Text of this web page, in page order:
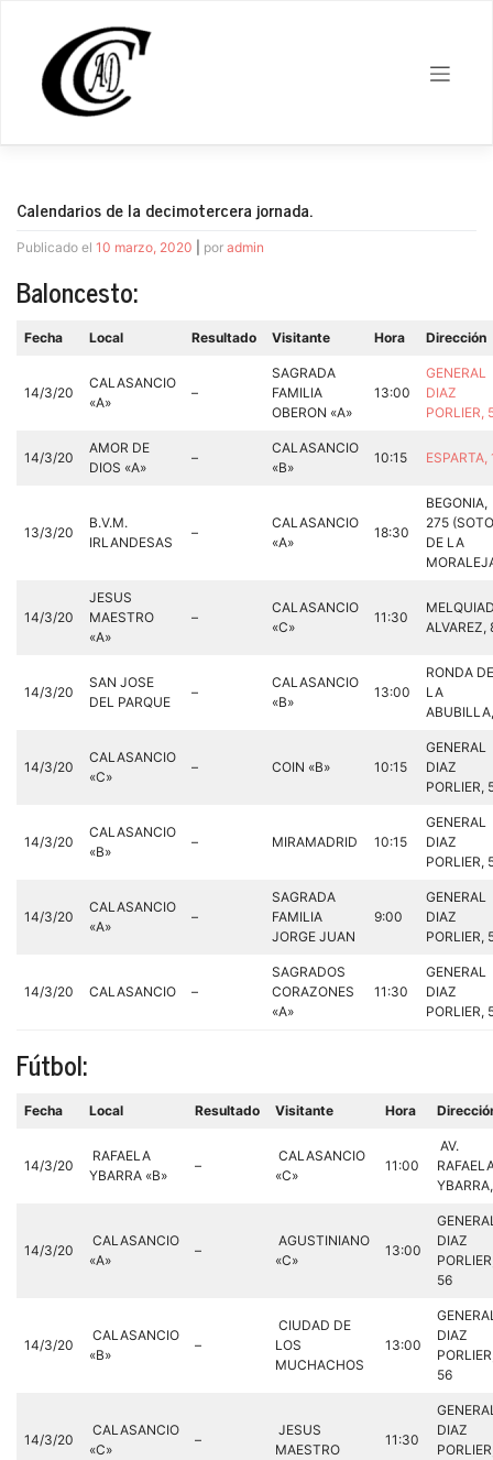
contenido
Calendarios de la decimotercera jornada.
Publicado el 10 marzo, 2020 por admin
Baloncesto:
Fecha Local Resultado Visitante Hora Dirección
14/3/20
CALASANCIO
«A»
–
SAGRADA
FAMILIA
OBERON «A»
13:00
GENERAL
DIAZ
PORLIER,
14/3/20
AMOR DE
DIOS «A»
–
CALASANCIO
«B»
10:15
13/3/20
B.V.M.
IRLANDESAS
–
CALASANCIO
«A»
18:30
BEGONIA,
275 (SOTO
DE LA
14/3/20
JESUS
MAESTRO
«A»
–
CALASANCIO
«C»
11:30
ALVAREZ,
14/3/20
SAN JOSE
DEL PARQUE
–
CALASANCIO
«B»
13:00
RONDA DE
LA
14/3/20
CALASANCIO
«C»
– COIN «B» 10:15
GENERAL
DIAZ
PORLIER,
14/3/20
CALASANCIO
«B»
– MIRAMADRID 10:15
GENERAL
DIAZ
PORLIER,
14/3/20
CALASANCIO
«A»
–
SAGRADA
FAMILIA
JORGE JUAN
9:00
GENERAL
DIAZ
PORLIER,
14/3/20 CALASANCIO –
SAGRADOS
CORAZONES
«A»
11:30
GENERAL
DIAZ
PORLIER,
Fútbol:
Fecha Local Resultado Visitante Hora
14/3/20
RAFAELA
YBARRA «B»
–
CALASANCIO
«C»
11:00
AV.
14/3/20
CALASANCIO
«A»
–
AGUSTINIANO
«C»
13:00
DIAZ
56
14/3/20
CALASANCIO
«B»
–
CIUDAD DE
LOS
MUCHACHOS
13:00
DIAZ
56
14/3/20
CALASANCIO
«C»
–
JESUS
MAESTRO
11:30
DIAZ